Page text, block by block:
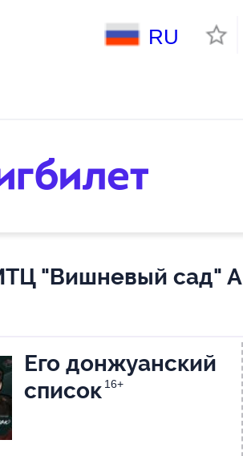
RU
"Вишневый сад"
Его донжуанский
список 16+